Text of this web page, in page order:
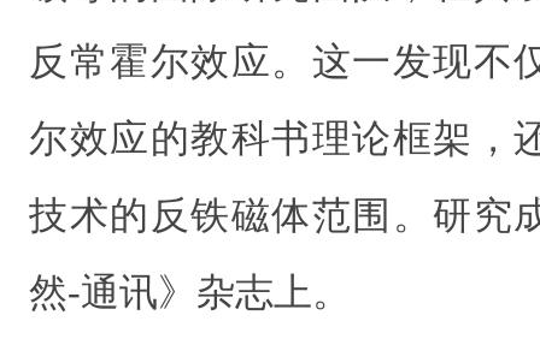
反常霍尔效应。这一发现不
尔效应的教科书理论框架，
技术的反铁磁体范围。研究
然-通讯》杂志上。